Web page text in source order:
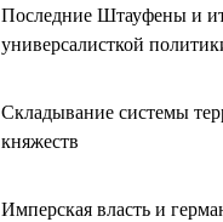
Последние Штауфены и
универсалисткой
Складывание системы
княжеств
Имперская власть и